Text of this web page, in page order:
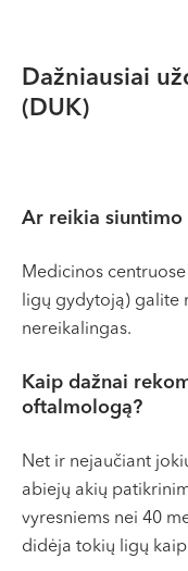
Dažniausiai
(DUK)
Ar reikia
Medicinos
ligų gydytoją) galite
nereikalingas.
Kaip dažnai
oftalmologą?
Net ir nejaučiant
abiejų akių
vyresniems nei 40
didėja tokių ligų